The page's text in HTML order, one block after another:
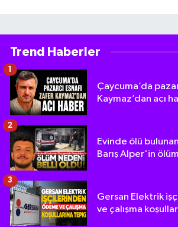
Trend Haberler
Çaycuma’da
Kaymaz’dan acı
1
Evinde ölü
Barış Alper'in
2
Gersan Elektrik
ve çalışma
3